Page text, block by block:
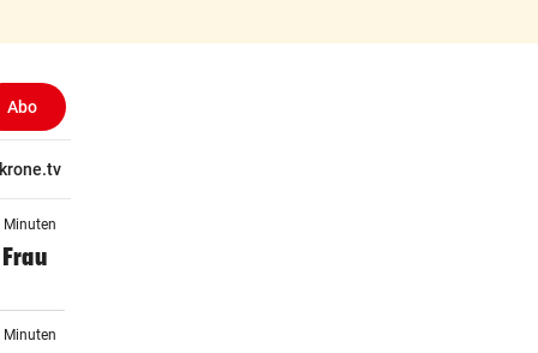
Abo
krone.tv
Minuten
Minuten